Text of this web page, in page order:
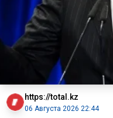
https://total.kz
06 Августа 2026 22:44